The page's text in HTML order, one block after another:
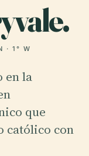
· 1° W
en la
que
católico con